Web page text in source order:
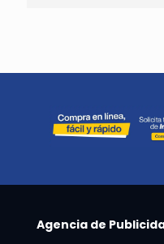
Agencia de